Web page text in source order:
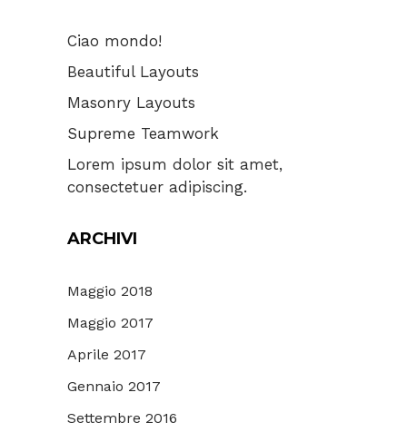
Ciao mondo!
Beautiful Layouts
Masonry Layouts
Supreme Teamwork
Lorem ipsum dolor sit amet,
consectetuer adipiscing.
ARCHIVI
Maggio 2018
Maggio 2017
Aprile 2017
Gennaio 2017
Settembre 2016